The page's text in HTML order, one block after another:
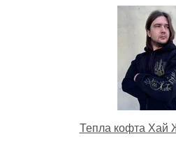
Тепла кофта Хай